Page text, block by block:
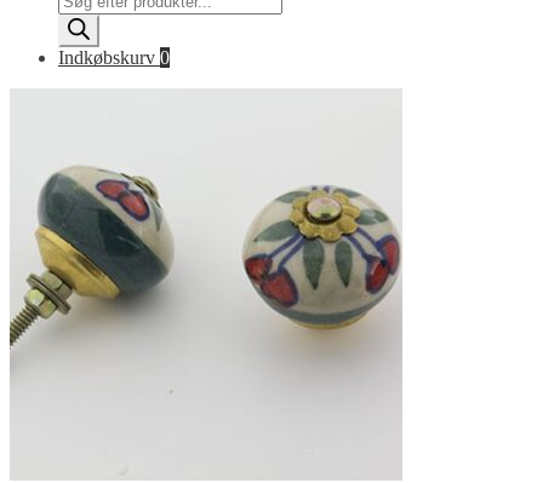
search
Indkøbskurv 0